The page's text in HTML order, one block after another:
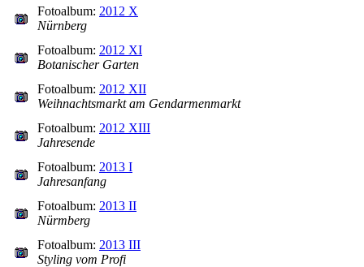
Fotoalbum: 2012 X
Nürnberg
Fotoalbum: 2012 XI
Botanischer Garten
Fotoalbum: 2012 XII
Weihnachtsmarkt am Gendarmenmarkt
Fotoalbum: 2012 XIII
Jahresende
Fotoalbum: 2013 I
Jahresanfang
Fotoalbum: 2013 II
Nürmberg
Fotoalbum: 2013 III
Styling vom Profi